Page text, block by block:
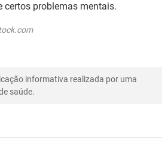
certos problemas mentais.
informativa realizada por uma
saúde.